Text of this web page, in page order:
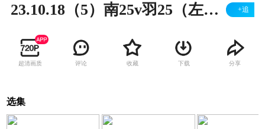
23.10.18（5）南25v羽25（左胜） +追
超清画质 评论 收藏 下载 分享
选集